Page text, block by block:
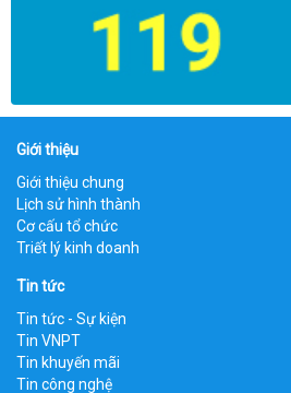
Giới thiệu
Giới thiệu chung
Lịch sử hình thành
Cơ cấu tổ chức
Triết lý kinh doanh
Tin tức
Tin tức - Sự kiện
Tin VNPT
Tin khuyến mãi
Tin công nghệ